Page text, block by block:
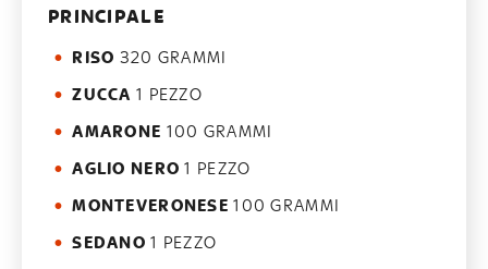
PRINCIPALE
RISO 320 GRAMMI
ZUCCA 1 PEZZO
AMARONE 100 GRAMMI
AGLIO NERO 1 PEZZO
MONTEVERONESE 100 GRAMMI
SEDANO 1 PEZZO